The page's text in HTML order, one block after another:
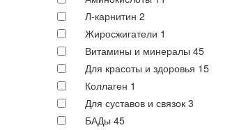
Л-карнитин 2
Жиросжигатели 1
Витамины и минералы 45
Для красоты и здоровья 15
Коллаген 1
Для суставов и связок 3
БАДы 45